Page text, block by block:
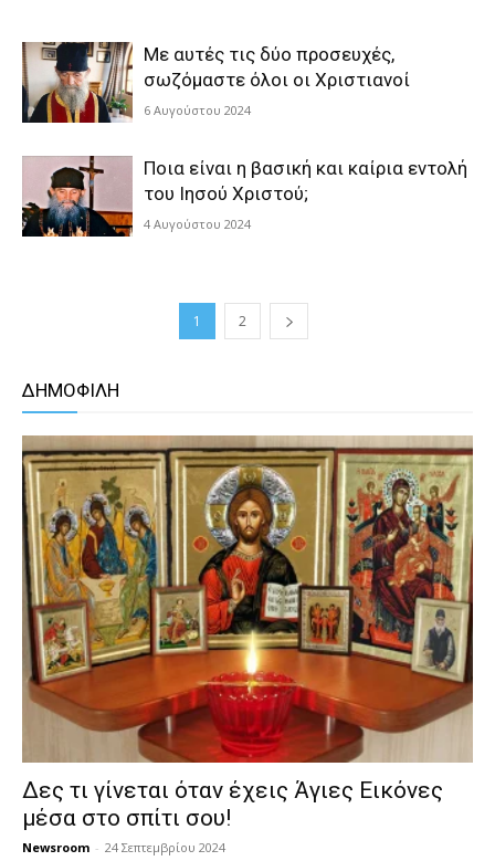
Με αυτές τις δύο προσευχές,
σωζόμαστε όλοι οι Χριστιανοί
6 Αυγούστου 2024
Ποια είναι η βασική και καίρια εντολή
του Ιησού Χριστού;
4 Αυγούστου 2024
1 2
ΔΗΜΟΦΙΛΗ
Δες τι γίνεται όταν έχεις Άγιες Εικόνες
μέσα στο σπίτι σου!
Newsroom - 24 Σεπτεμβρίου 2024